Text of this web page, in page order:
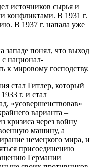
источников сырья и
конфликтами. В 1931 г.
В 1937 г. напала уже
западе понял, что выход
с национал-
к мировому господству.
стал Гитлер, который
г. и стал
«усовершенствовав»
варианта –
кризиса через войну
машину, а
немецкого мира, и
присоединению
Германии